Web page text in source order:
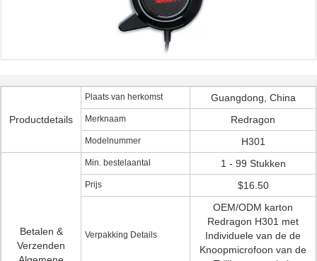
Productdetails
Plaats van herkomst Guangdong, China
Merknaam Redragon
Modelnummer H301
Betalen &
Verzenden
Min. bestelaantal 1 - 99 Stukken
Prijs $16.50
Verpakking Details
OEM/ODM karton
Redragon H301 met
Individuele van de de
Knoopmicrofoon van de